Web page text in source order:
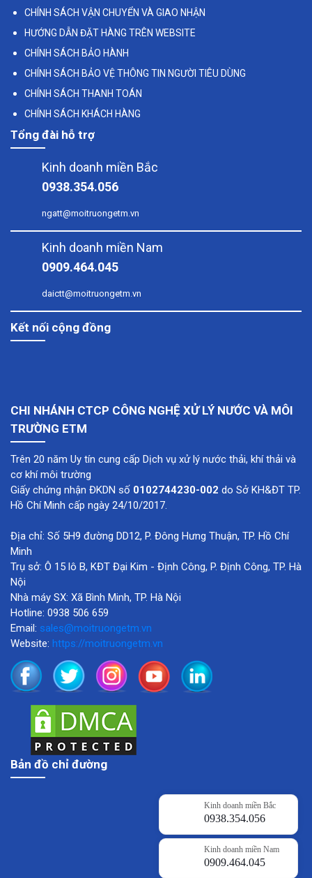
CHÍNH SÁCH VẬN CHUYỂN VÀ GIAO NHẬN
HƯỚNG DẪN ĐẶT HÀNG TRÊN WEBSITE
CHÍNH SÁCH BẢO HÀNH
CHÍNH SÁCH BẢO VỆ THÔNG TIN NGƯỜI TIÊU DÙNG
CHÍNH SÁCH THANH TOÁN
CHÍNH SÁCH KHÁCH HÀNG
Tổng đài hỗ trợ
Kinh doanh miền Bắc
0938.354.056
ngatt@moitruongetm.vn
Kinh doanh miền Nam
0909.464.045
daictt@moitruongetm.vn
Kết nối cộng đồng
CHI NHÁNH CTCP CÔNG NGHỆ XỬ LÝ NƯỚC VÀ MÔI
TRƯỜNG ETM
Trên 20 năm Uy tín cung cấp Dịch vụ xử lý nước thải, khí thải và
cơ khí môi trường
Giấy chứng nhận ĐKDN số 0102744230-002 do Sở KH&ĐT TP.
Hồ Chí Minh cấp ngày 24/10/2017.
Địa chỉ: Số 5H9 đường DD12, P. Đông Hưng Thuận, TP. Hồ Chí
Minh
Trụ sở: Ô 15 lô B, KĐT Đại Kim - Định Công, P. Định Công, TP. Hà
Nội
Nhà máy SX: Xã Bình Minh, TP. Hà Nội
Hotline: 0938 506 659
Email: sales@moitruongetm.vn
Website: https://moitruongetm.vn
Bản đồ chỉ đường
Kinh doanh miền Bắc
0938.354.056
Kinh doanh miền Nam
0909.464.045